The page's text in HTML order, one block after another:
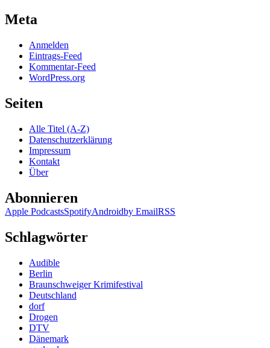
Meta
Anmelden
Eintrags-Feed
Kommentar-Feed
WordPress.org
Seiten
Alle Titel (A-Z)
Datenschutzerklärung
Impressum
Kontakt
Über
Abonnieren
Apple PodcastsSpotifyAndroidby EmailRSS
Schlagwörter
Audible
Berlin
Braunschweiger Krimifestival
Deutschland
dorf
Drogen
DTV
Dänemark